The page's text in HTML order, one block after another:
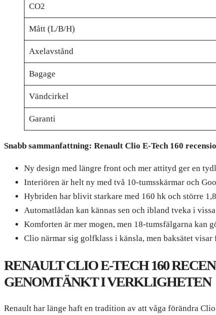
CO2
Mått (L/B/H)
Axelavstånd
Bagage
Vändcirkel
Garanti
Snabb sammanfattning: Renault Clio E-Tech 160
Ny design med längre front och mer attityd ger en
Interiören är helt ny med två 10-tumsskärmar och
Hybriden har blivit starkare med 160 hk och större
Automatlådan kan kännas sen och ibland tveka i
Komforten är mer mogen, men 18-tumsfälgarna kan
Clio närmar sig golfklass i känsla, men baksätet
RENAULT CLIO E-TECH 160
GENOMTÄNKT I VERKLIGHETEN
Renault har länge haft en tradition av att våga förändra